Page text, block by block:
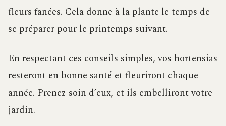
fleurs fanées. Cela donne à la plante le temps de
se préparer pour le printemps suivant.
En respectant ces conseils simples, vos hortensias
resteront en bonne santé et fleuriront chaque
année. Prenez soin d’eux, et ils embelliront votre
jardin.